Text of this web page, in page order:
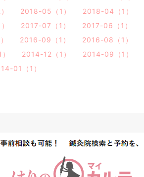
2018-05（1） 2018-04（1）
2017-07（1） 2017-06（1）
2016-09（1） 2016-08（1）
2014-12（1） 2014-09（1）
01（1）